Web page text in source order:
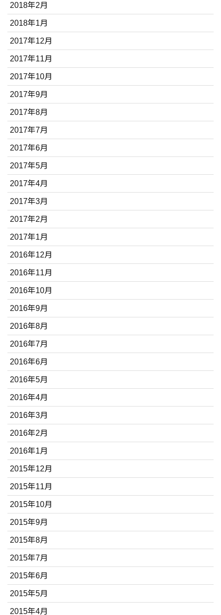
2018年2月
2018年1月
2017年12月
2017年11月
2017年10月
2017年9月
2017年8月
2017年7月
2017年6月
2017年5月
2017年4月
2017年3月
2017年2月
2017年1月
2016年12月
2016年11月
2016年10月
2016年9月
2016年8月
2016年7月
2016年6月
2016年5月
2016年4月
2016年3月
2016年2月
2016年1月
2015年12月
2015年11月
2015年10月
2015年9月
2015年8月
2015年7月
2015年6月
2015年5月
2015年4月